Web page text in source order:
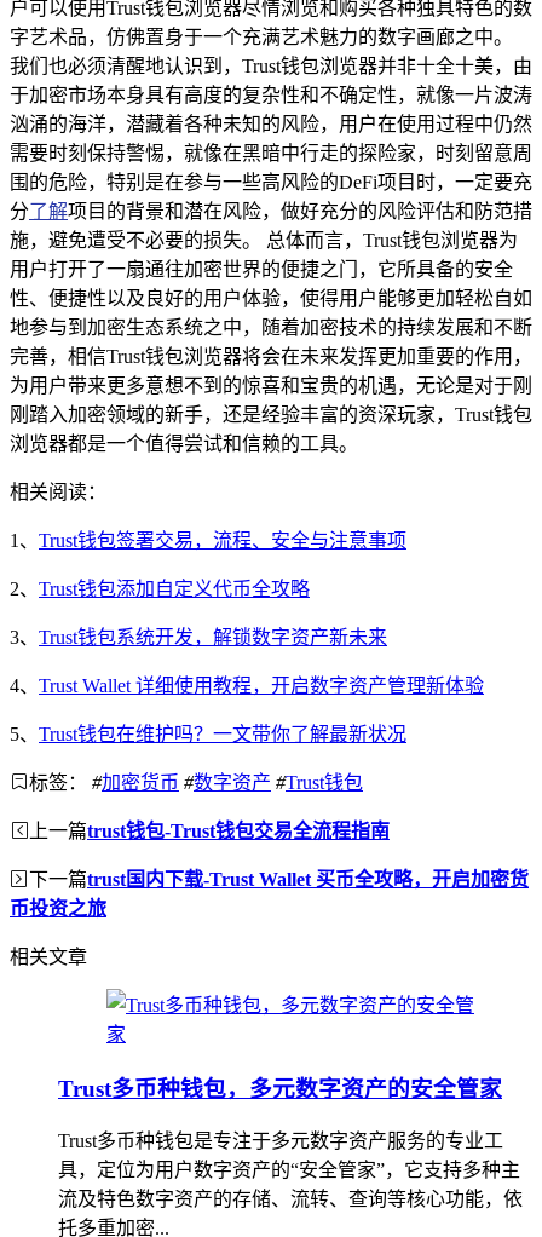
户可以使用Trust钱包浏览器尽情浏览和购买各种独具特色的数
字艺术品，仿佛置身于一个充满艺术魅力的数字画廊之中。
我们也必须清醒地认识到，Trust钱包浏览器并非十全十美，由
于加密市场本身具有高度的复杂性和不确定性，就像一片波涛
汹涌的海洋，潜藏着各种未知的风险，用户在使用过程中仍然
需要时刻保持警惕，就像在黑暗中行走的探险家，时刻留意周
围的危险，特别是在参与一些高风险的DeFi项目时，一定要充
分了解项目的背景和潜在风险，做好充分的风险评估和防范措
施，避免遭受不必要的损失。 总体而言，Trust钱包浏览器为
用户打开了一扇通往加密世界的便捷之门，它所具备的安全
性、便捷性以及良好的用户体验，使得用户能够更加轻松自如
地参与到加密生态系统之中，随着加密技术的持续发展和不断
完善，相信Trust钱包浏览器将会在未来发挥更加重要的作用，
为用户带来更多意想不到的惊喜和宝贵的机遇，无论是对于刚
刚踏入加密领域的新手，还是经验丰富的资深玩家，Trust钱包
浏览器都是一个值得尝试和信赖的工具。
相关阅读：
1、 Trust钱包签署交易，流程、安全与注意事项
2、 Trust钱包添加自定义代币全攻略
3、 Trust钱包系统开发，解锁数字资产新未来
4、 Trust Wallet 详细使用教程，开启数字资产管理新体验
5、 Trust钱包在维护吗？一文带你了解最新状况
标签： #加密货币 #数字资产 #Trust钱包
上一篇trust钱包-Trust钱包交易全流程指南
下一篇trust国内下载-Trust Wallet 买币全攻略，开启加密货
币投资之旅
相关文章
Trust多币种钱包，多元数字资产的安全管家
Trust多币种钱包是专注于多元数字资产服务的专业工
具，定位为用户数字资产的“安全管家”，它支持多种主
流及特色数字资产的存储、流转、查询等核心功能，依
托多重加密...